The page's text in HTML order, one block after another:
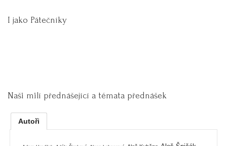
I jako Pátečníky
Naši milí přednášející a témata přednášek
Autoři